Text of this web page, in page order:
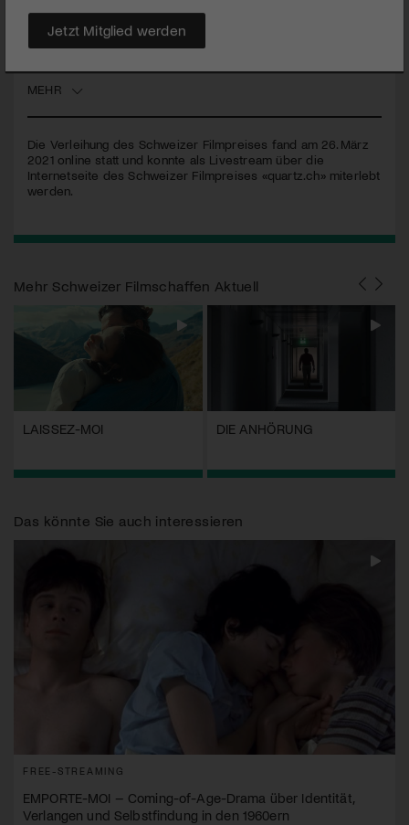
war bestimmt, Zuversicht zu verbreiten und die Filmwelt
davon zu überzeugen, dass alles gut ist oder die Rückkehr
zur Normalität höchstens noch eine Frage von ein paar
MEHR
Die Verleihung des Schweizer Filmpreises fand am 26. März
2021 online statt und konnte als Livestream über die
Internetseite des Schweizer Filmpreises «quartz.ch» miterlebt
werden.
Mehr Schweizer Filmschaffen Aktuell
LAISSEZ-MOI DIE ANHÖRUNG
Das könnte Sie auch interessieren
FREE-STREAMING
EMPORTE-MOI – Coming-of-Age-Drama über Identität,
Verlangen und Selbstfindung in den 1960ern
Jetzt Mitglied werden